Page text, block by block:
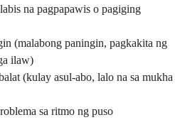
na pagpapawis o pagiging
(malabong paningin, pagkakita ng
ilaw)
(kulay asul-abo, lalo na sa mukha
sa ritmo ng puso